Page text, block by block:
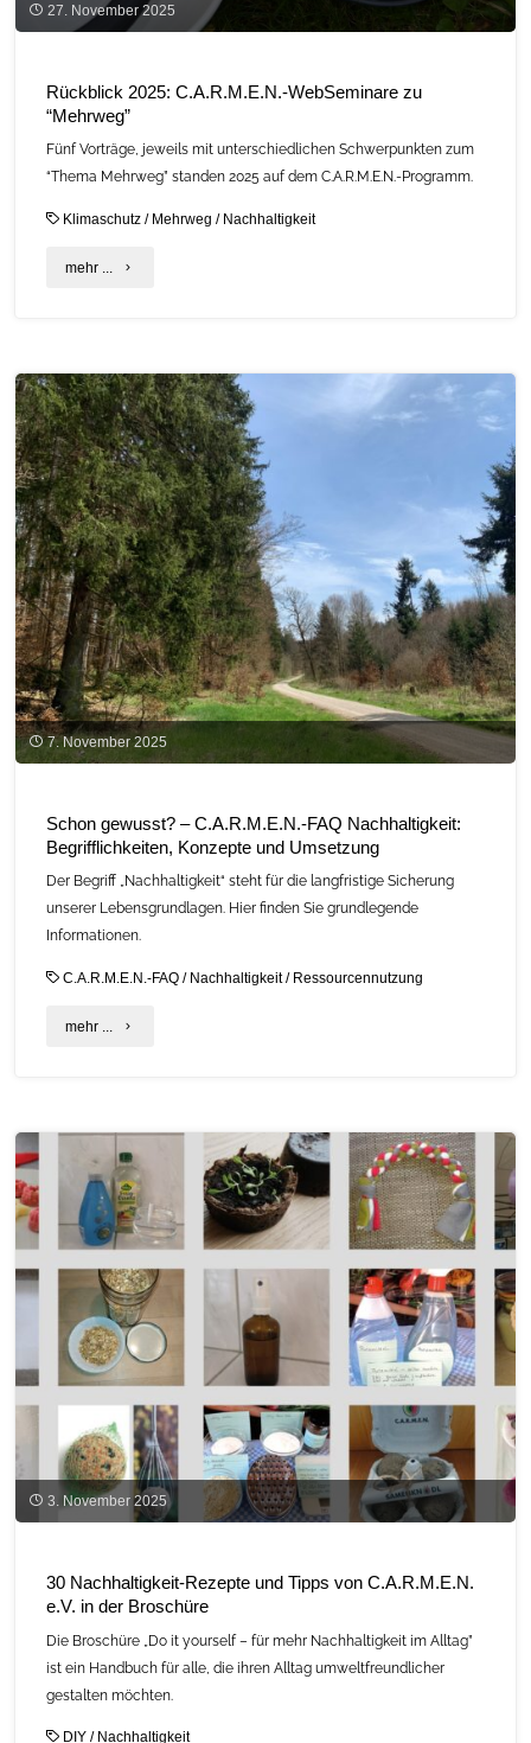
27. November 2025
Rückblick 2025: C.A.R.M.E.N.-WebSeminare zu
“Mehrweg”
Fünf Vorträge, jeweils mit unterschiedlichen Schwerpunkten zum
“Thema Mehrweg” standen 2025 auf dem C.A.R.M.E.N.-Programm.
Klimaschutz / Mehrweg / Nachhaltigkeit
mehr ... "Rückblick
WebSeminare
zu
“Mehrweg”"
7. November 2025
Schon gewusst? – C.A.R.M.E.N.‑FAQ Nachhaltigkeit:
Begrifflichkeiten, Konzepte und Umsetzung
Der Begriff „Nachhaltigkeit“ steht für die langfristige Sicherung
unserer Lebensgrundlagen. Hier finden Sie grundlegende
Informationen.
C.A.R.M.E.N.-FAQ / Nachhaltigkeit/ Ressourcennutzung
mehr ... "Schon
C.A.R.M.E.N.‑FAQ
Nachhaltigkeit:
Begrifflichkeiten,
Konzepte
und
Umsetzung"
3. November 2025
30 Nachhaltigkeit-Rezepte und Tipps von C.A.R.M.E.N.
e.V. in der Broschüre
Die Broschüre „Do it yourself – für mehr Nachhaltigkeit im Alltag”
ist ein Handbuch für alle, die ihren Alltag umweltfreundlicher
gestalten möchten.
DIY / Nachhaltigkeit